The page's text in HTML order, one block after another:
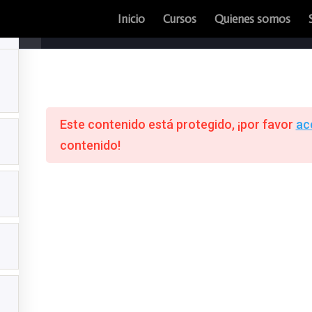
Inicio Cursos Quienes somos
Curso de Marketing Digital 360
Este contenido está protegido, ¡por favor
contenido!
su
En
el